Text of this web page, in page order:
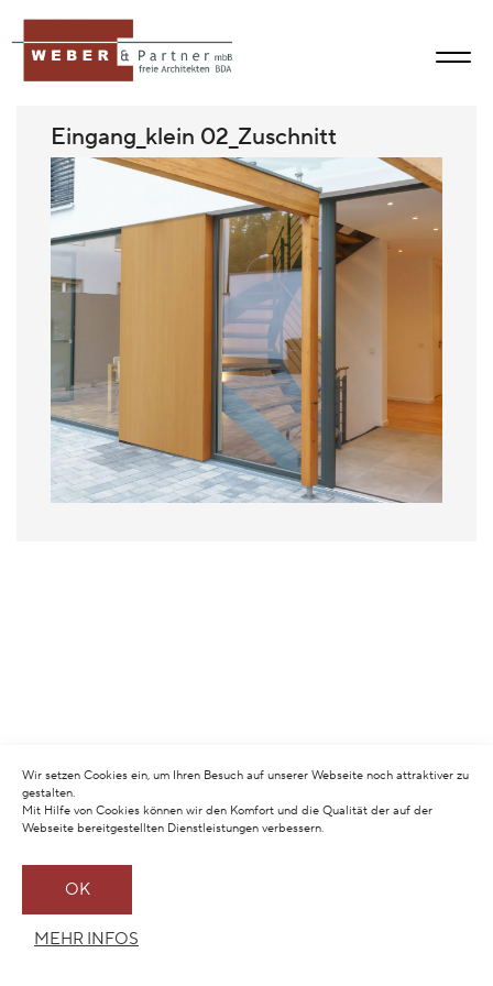
Wir setzen Cookies ein, um Ihren Besuch auf unserer Webseite noch attraktiver zu
gestalten.
Mit Hilfe von Cookies können wir den Komfort und die Qualität der auf der
Webseite bereitgestellten Dienstleistungen verbessern.
OK
MEHR INFOS
Eingang_klein 02_Zuschnitt